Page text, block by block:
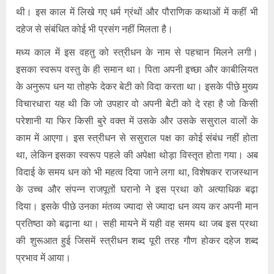
थी। इस काल में लिखे गए धर्म ग्रंथों और पौराणिक कथाओं में कहीं भी
दहेज से संबंधित कोई भी प्रसंग नहीं मिलता है।
मध्य काल में इस वहतु को स्त्रीधन के नाम से पहचान मिलने लगी।
इसका स्वरूप वस्तु के ही समान था। पिता अपनी इच्छा और काबीलियत
के अनुरूप धन या तोहफे देकर बेटी को विदा करता था। इसके पीछे मुख्य
विचारधारा यह थी कि जो उपहार वो अपनी बेटी को दे रहा है जो किसी
परेशानी या फिर किसी बुरे वक्त में उसके और उसके ससुराल वालों के
काम में आएगा। इस स्त्रीधन से ससुराल पक्ष का कोई संबंध नहीं होता
था, लेकिन इसका स्वरूप पहले की अपेक्षा थोड़ा विस्तृत होता गया। अब
विदाई के समय धन को भी महत्व दिया जाने लगा था, विशेषकर राजस्थान
के उच्च और संपन्न राजपूतों घरानो ने इस प्रथा को अत्याधिक बढ़ा
दिया। इसके पीछे उनका मंतव्य ज्यादा से ज्यादा धन व्यय कर अपनी मान
प्रतिष्ठा को बढ़ाना था। सही मायने में यही वह समय था जब इस प्रथा
की शुरूआत हुई जिसमें स्त्रीधन शब्द पूरी तरह गौण होकर दहेज शब्द
प्रभाव में आया।